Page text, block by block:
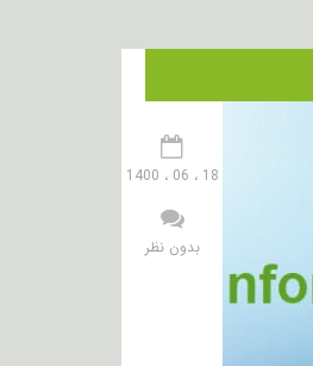
18 ، 06 ، 1400
بدون نظر